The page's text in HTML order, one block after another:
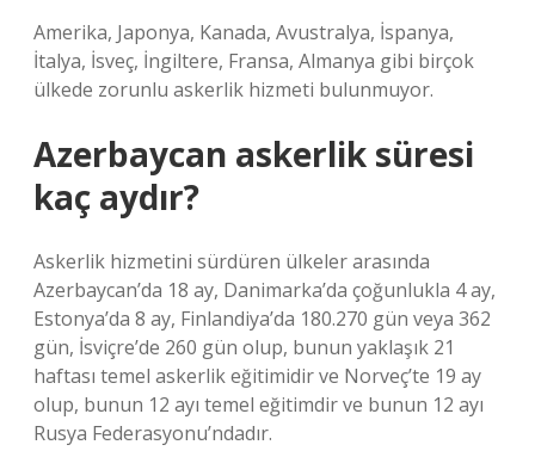
Amerika, Japonya, Kanada, Avustralya, İspanya,
İtalya, İsveç, İngiltere, Fransa, Almanya gibi birçok
ülkede zorunlu askerlik hizmeti bulunmuyor.
Azerbaycan askerlik süresi
kaç aydır?
Askerlik hizmetini sürdüren ülkeler arasında
Azerbaycan’da 18 ay, Danimarka’da çoğunlukla 4 ay,
Estonya’da 8 ay, Finlandiya’da 180.270 gün veya 362
gün, İsviçre’de 260 gün olup, bunun yaklaşık 21
haftası temel askerlik eğitimidir ve Norveç’te 19 ay
olup, bunun 12 ayı temel eğitimdir ve bunun 12 ayı
Rusya Federasyonu’ndadır.